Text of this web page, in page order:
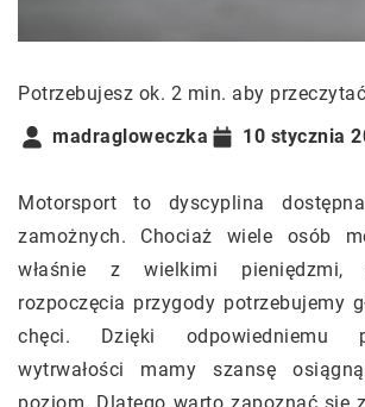
Potrzebujesz ok. 2 min. aby
madragloweczka
10 stycznia
Motorsport to dyscyplina
zamożnych. Chociaż wiele osób
właśnie z wielkimi
rozpoczęcia przygody potrzebujemy
chęci. Dzięki odpowiedniemu
wytrwałości mamy szansę
poziom. Dlatego warto zapoznać się